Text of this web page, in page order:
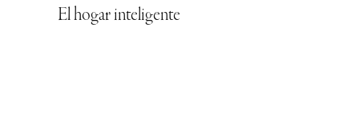
El hogar inteligente